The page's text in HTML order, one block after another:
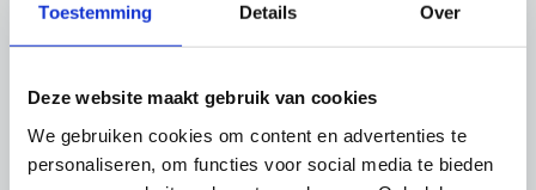
Toestemming Details Over
Deze website maakt gebruik van cookies
We gebruiken cookies om content en advertenties te
personaliseren, om functies voor social media te bieden